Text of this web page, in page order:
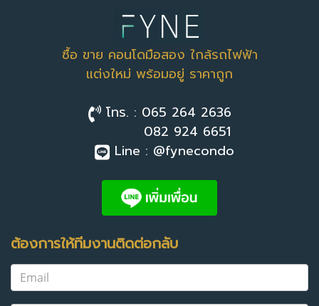
ซื้อ ขาย คอนโดมือสอง ใกล้รถไฟฟ้า
แต่งใหม่ พร้อมอยู่ ราคาถูก
โทร. : 065 264 2636
082 924 6651
Line : @fynecondo
ต้องการให้ทีมงานติดต่อกลับ